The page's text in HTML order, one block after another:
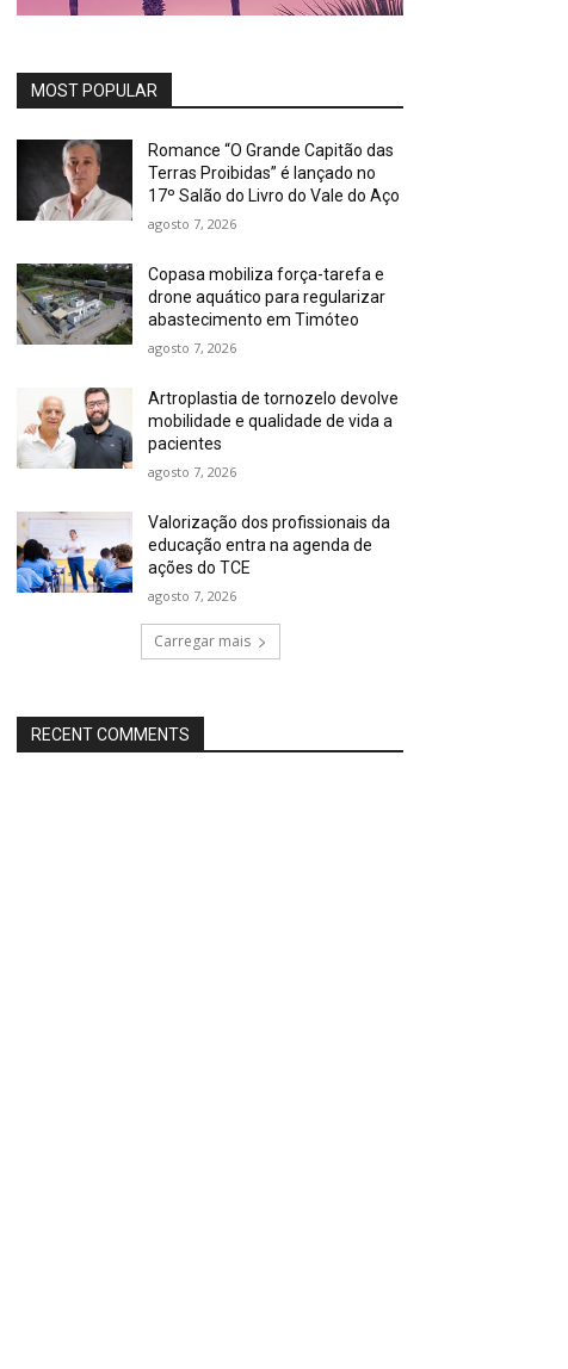
MOST POPULAR
Romance “O Grande Capitão das
Terras Proibidas” é lançado no
17º Salão do Livro do Vale do Aço
agosto 7, 2026
Copasa mobiliza força-tarefa e
drone aquático para regularizar
abastecimento em Timóteo
agosto 7, 2026
Artroplastia de tornozelo devolve
mobilidade e qualidade de vida a
pacientes
agosto 7, 2026
Valorização dos profissionais da
educação entra na agenda de
ações do TCE
agosto 7, 2026
Carregar mais
RECENT COMMENTS